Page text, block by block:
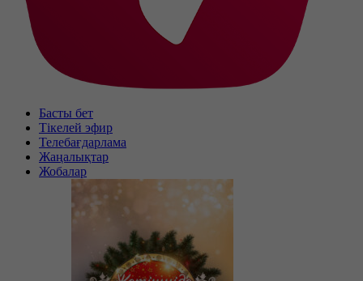
Басты бет
Тікелей эфир
Телебағдарлама
Жаңалықтар
Жобалар